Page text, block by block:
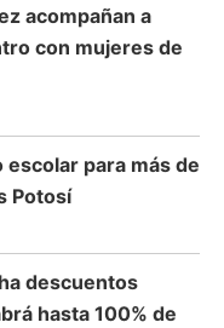
acompañan a
con mujeres de
escolar para más de
Potosí
descuentos
hasta 100% de